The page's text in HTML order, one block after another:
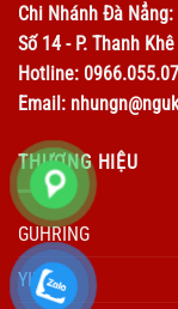
Chi Nhánh Đà Nẳng:
Số 14 - P. Thanh
Hotline:
Email:
THƯƠNG HIỆU
GUHRING
YIDA